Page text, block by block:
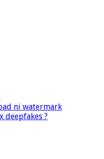
ni watermark
deepfakes ?